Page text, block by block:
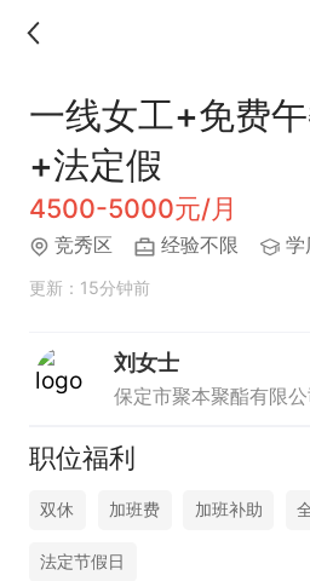
一线女工+免费
+法定假
4500-5000元/月
竞秀区 经验不限 学
更新：15分钟前
刘女士
保定市聚本聚酯有限
职位福利
双休 加班费 加班补助
法定节假日